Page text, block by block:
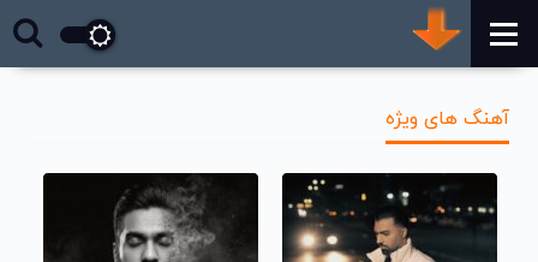
آهنگ های ویژه